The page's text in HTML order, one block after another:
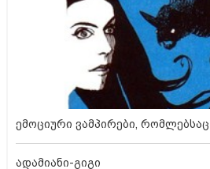
ემოციური ვამპირები,
ადამიანი-გიგი